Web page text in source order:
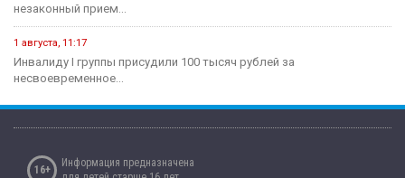
незаконный прием...
1 августа, 11:17
Инвалиду I группы присудили 100 тысяч рублей за
несвоевременное...
16+
Информация предназначена